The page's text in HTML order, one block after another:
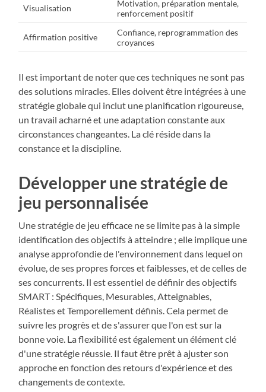
Visualisation
Motivation, préparation mentale,
renforcement positif
Affirmation positive
Confiance, reprogrammation des
croyances
Il est important de noter que ces techniques ne sont pas
des solutions miracles. Elles doivent être intégrées à une
stratégie globale qui inclut une planification rigoureuse,
un travail acharné et une adaptation constante aux
circonstances changeantes. La clé réside dans la
constance et la discipline.
Développer une stratégie de
jeu personnalisée
Une stratégie de jeu efficace ne se limite pas à la simple
identification des objectifs à atteindre ; elle implique une
analyse approfondie de l'environnement dans lequel on
évolue, de ses propres forces et faiblesses, et de celles de
ses concurrents. Il est essentiel de définir des objectifs
SMART : Spécifiques, Mesurables, Atteignables,
Réalistes et Temporellement définis. Cela permet de
suivre les progrès et de s'assurer que l'on est sur la
bonne voie. La flexibilité est également un élément clé
d'une stratégie réussie. Il faut être prêt à ajuster son
approche en fonction des retours d'expérience et des
changements de contexte.